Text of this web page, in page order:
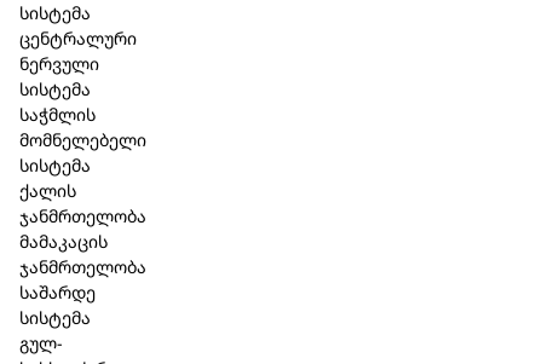
სისტემა
ცენტრალური
ნერვული
სისტემა
საჭმლის
მომნელებელი
სისტემა
ქალის
ჯანმრთელობა
მამაკაცის
ჯანმრთელობა
საშარდე
სისტემა
გულ-